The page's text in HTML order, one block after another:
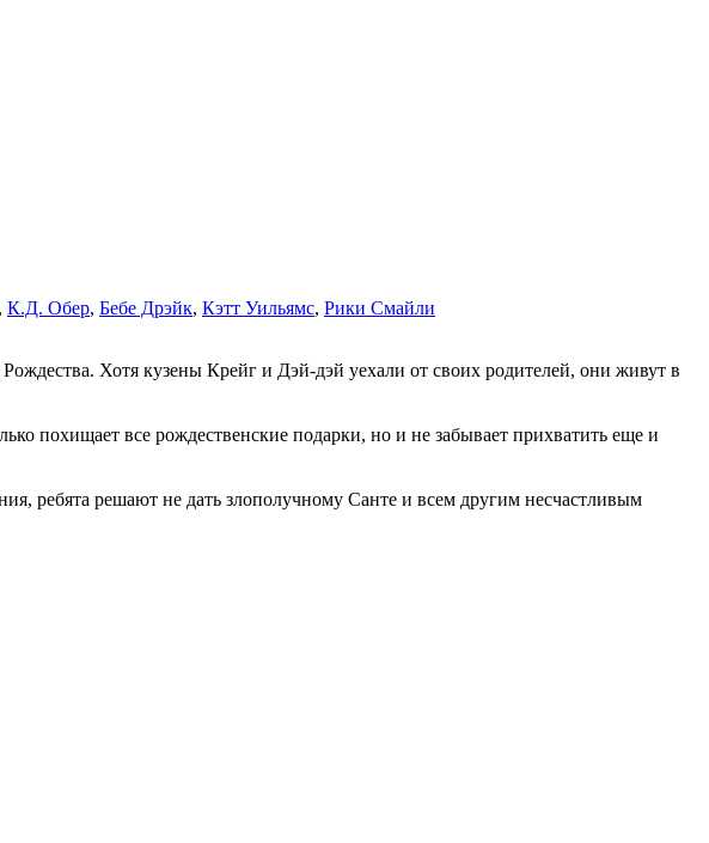
, К.Д. Обер, Бебе Дрэйк, Кэтт Уильямс, Рики Смайли
Хотя кузены Крейг и Дэй-дэй уехали от своих родителей, они живут в
похищает все рождественские подарки, но и не забывает прихватить еще и
ребята решают не дать злополучному Санте и всем другим несчастливым